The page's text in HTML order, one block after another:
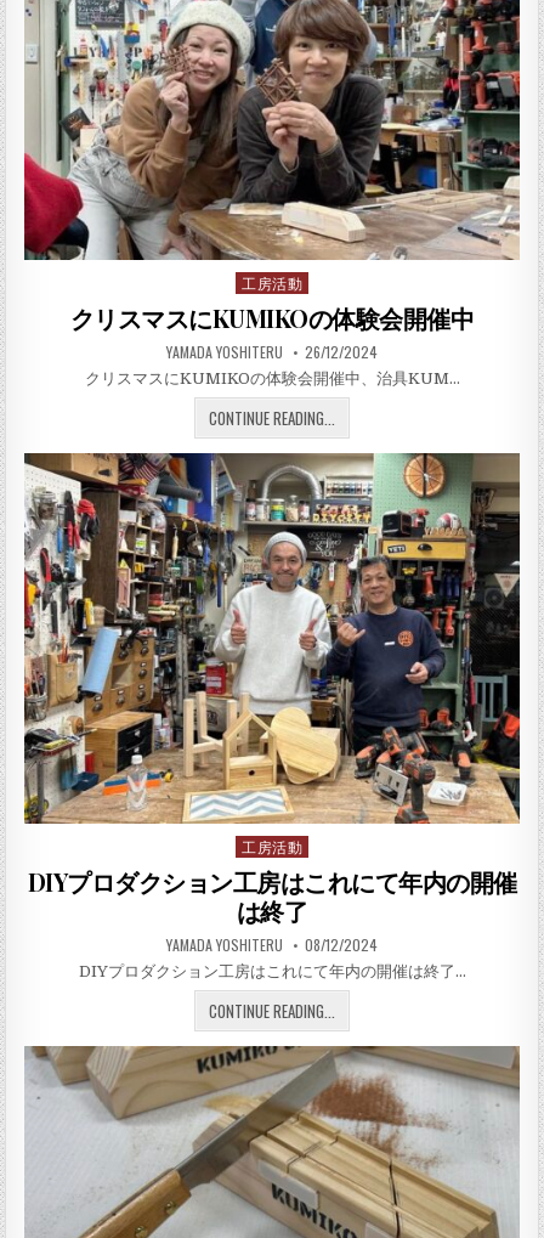
Posted in
工房活動
クリスマスにKUMIKOの体験会開催中
AUTHOR:
YAMADA YOSHITERU PUBLISHED DATE:
26/12/2024
クリスマスにKUMIKOの体験会開催中、治具KUM…
CONTINUE READING... クリスマスにKUMIKOの体験
Posted in
工房活動
DIYプロダクション工房はこれにて年内の開催
は終了
AUTHOR:
YAMADA YOSHITERU PUBLISHED DATE:
08/12/2024
DIYプロダクション工房はこれにて年内の開催は終了…
CONTINUE READING... DIYプロダクション工房は